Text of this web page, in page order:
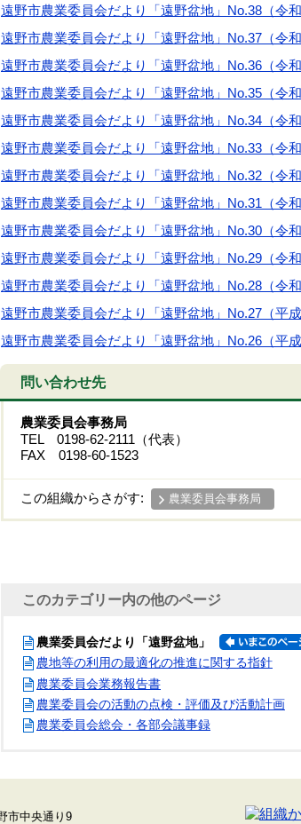
遠野市農業委員会だより「遠野盆地」No.38（令
遠野市農業委員会だより「遠野盆地」No.37（令
遠野市農業委員会だより「遠野盆地」No.36（令
遠野市農業委員会だより「遠野盆地」No.35（令
遠野市農業委員会だより「遠野盆地」No.34（令
遠野市農業委員会だより「遠野盆地」No.33（令
遠野市農業委員会だより「遠野盆地」No.32（令
遠野市農業委員会だより「遠野盆地」No.31（令
遠野市農業委員会だより「遠野盆地」No.30（令和
遠野市農業委員会だより「遠野盆地」No.29（令和
遠野市農業委員会だより「遠野盆地」No.28（令
遠野市農業委員会だより「遠野盆地」No.27（平成
遠野市農業委員会だより「遠野盆地」No.26（平成
問い合わせ先
農業委員会事務局
TEL 0198-62-2111（代表）
FAX 0198-60-1523
この組織からさがす: 農業委員会事務局
このカテゴリー内の他のページ
農業委員会だより「遠野盆地」
農地等の利用の最適化の推進に関する指針
農業委員会業務報告書
農業委員会の活動の点検・評価及び活動計画
農業委員会総会・各部会議事録